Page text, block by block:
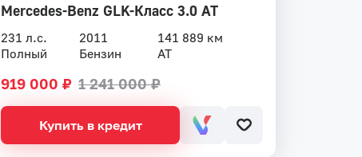
Mercedes-Benz GLK-Класс 3.0 AT
231 л.с. 2011
141 889 км
Полный
Бензин AT
919 000 ₽ 1 241 000 ₽
Купить в кредит